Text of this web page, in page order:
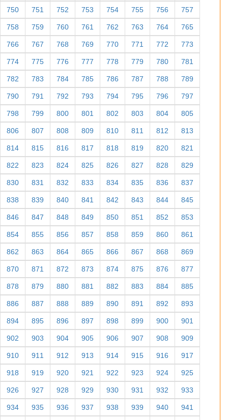
750 751 752 753 754 755 756 757
758 759 760 761 762 763 764 765
766 767 768 769 770 771 772 773
774 775 776 777 778 779 780 781
782 783 784 785 786 787 788 789
790 791 792 793 794 795 796 797
798 799 800 801 802 803 804 805
806 807 808 809 810 811 812 813
814 815 816 817 818 819 820 821
822 823 824 825 826 827 828 829
830 831 832 833 834 835 836 837
838 839 840 841 842 843 844 845
846 847 848 849 850 851 852 853
854 855 856 857 858 859 860 861
862 863 864 865 866 867 868 869
870 871 872 873 874 875 876 877
878 879 880 881 882 883 884 885
886 887 888 889 890 891 892 893
894 895 896 897 898 899 900 901
902 903 904 905 906 907 908 909
910 911 912 913 914 915 916 917
918 919 920 921 922 923 924 925
926 927 928 929 930 931 932 933
934 935 936 937 938 939 940 941